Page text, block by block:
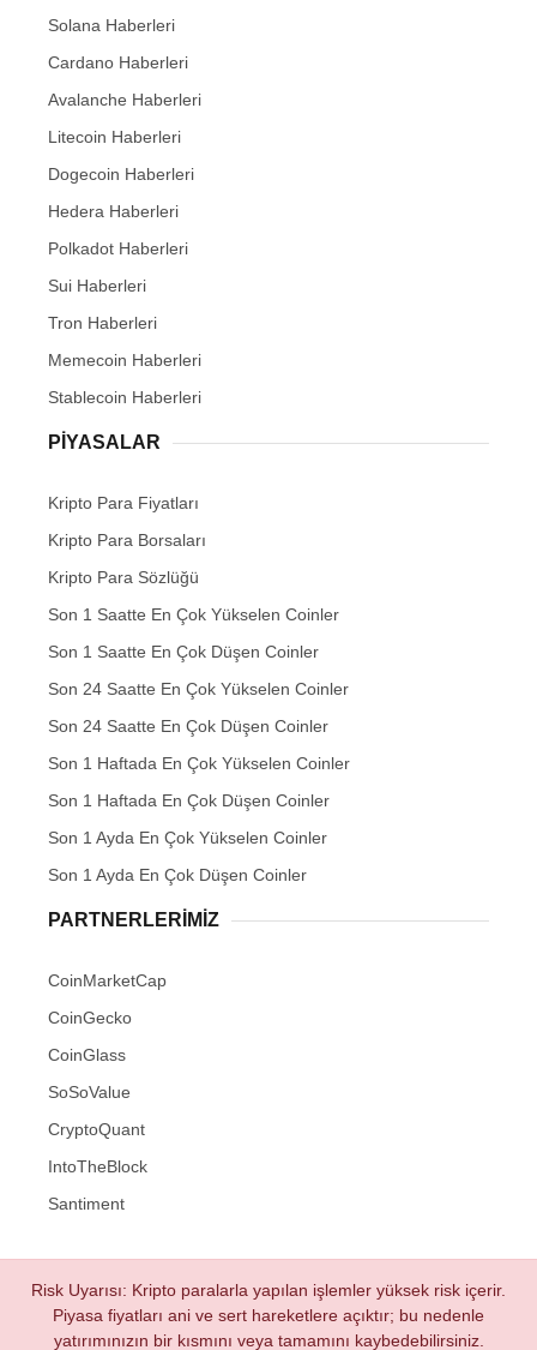
Solana Haberleri
Cardano Haberleri
Avalanche Haberleri
Litecoin Haberleri
Dogecoin Haberleri
Hedera Haberleri
Polkadot Haberleri
Sui Haberleri
Tron Haberleri
Memecoin Haberleri
Stablecoin Haberleri
PIYASALAR
Kripto Para Fiyatları
Kripto Para Borsaları
Kripto Para Sözlüğü
Son 1 Saatte En Çok Yükselen Coinler
Son 1 Saatte En Çok Düşen Coinler
Son 24 Saatte En Çok Yükselen Coinler
Son 24 Saatte En Çok Düşen Coinler
Son 1 Haftada En Çok Yükselen Coinler
Son 1 Haftada En Çok Düşen Coinler
Son 1 Ayda En Çok Yükselen Coinler
Son 1 Ayda En Çok Düşen Coinler
PARTNERLERIMIZ
CoinMarketCap
CoinGecko
CoinGlass
SoSoValue
CryptoQuant
IntoTheBlock
Santiment
Risk Uyarısı: Kripto paralarla yapılan işlemler yüksek risk içerir.
Piyasa fiyatları ani ve sert hareketlere açıktır; bu nedenle
yatırımınızın bir kısmını veya tamamını kaybedebilirsiniz.